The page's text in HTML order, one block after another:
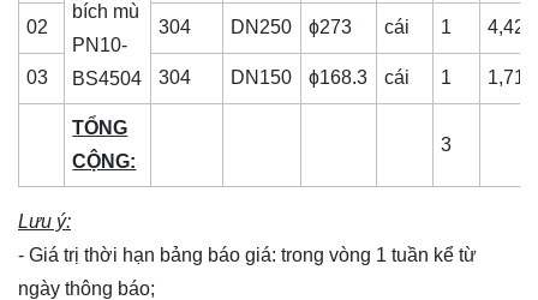
bích mù
PN10-
BS4504
02 304 DN250 ɸ273 cái 1
03 304 DN150 ɸ168.3 cái 1
TỔNG
CỘNG:
3
Lưu ý:
- Giá trị thời hạn bảng báo giá: trong vòng 1 tuần kể từ
ngày thông báo;